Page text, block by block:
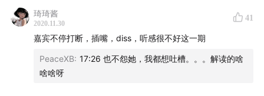
问鼎金曲奖最佳专辑次数最多的歌手
03年，他登上全球最具影响力的时事周刊美国时代周刊亚
洲版封面
05年，美国人物杂志评选周杰伦为 世界十大鬼才音乐
琦琦酱
2020.11.30
41
嘉宾不停打断，插嘴，diss，听感很不好这一期
PeaceXB: 17:26 也不怨她，我都想吐槽。。。解读的啥
啥啥呀